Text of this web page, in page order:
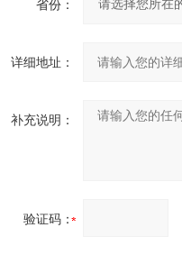
省份：
详细地址：
补充说明：
验证码：